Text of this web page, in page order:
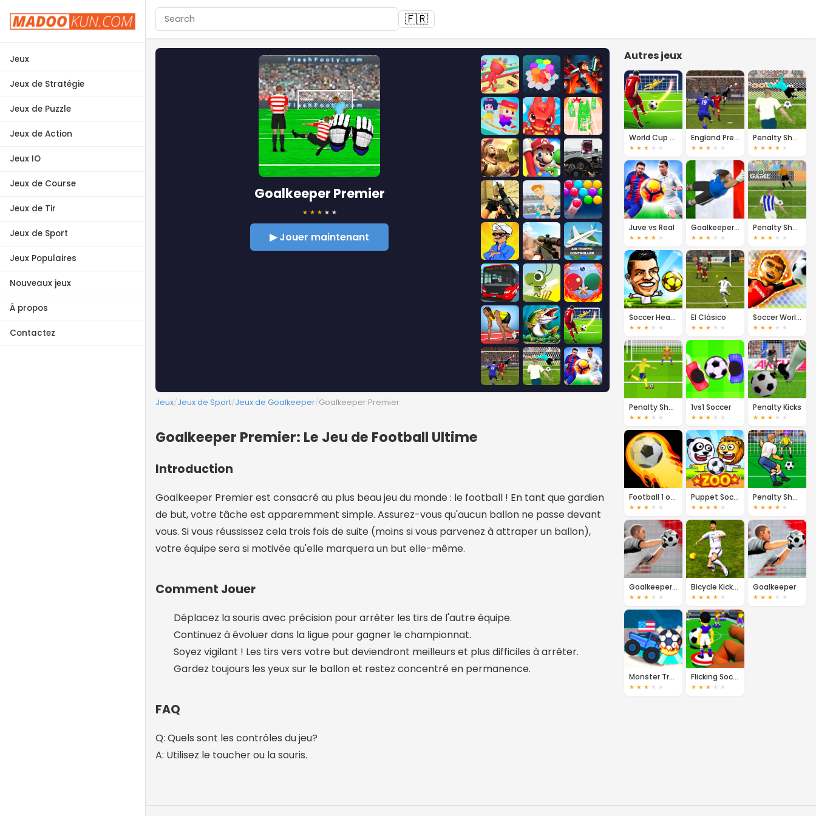
Jeux
Jeux de Stratégie
Jeux de Puzzle
Jeux de Action
Jeux IO
Jeux de Course
Jeux de Tir
Jeux de Sport
Jeux Populaires
Nouveaux jeux
À propos
Contactez
🇫🇷
Goalkeeper Premier
★ ★ ★ ★ ★
▶ Jouer maintenant
Jeux/Jeux de Sport/Jeux de Goalkeeper/Goalkeeper Premier
Goalkeeper Premier: Le Jeu de Football Ultime
Introduction
Goalkeeper Premier est consacré au plus beau jeu du monde : le football ! En tant que gardien
de but, votre tâche est apparemment simple. Assurez-vous qu'aucun ballon ne passe devant
vous. Si vous réussissez cela trois fois de suite (moins si vous parvenez à attraper un ballon),
votre équipe sera si motivée qu'elle marquera un but elle-même.
Comment Jouer
Déplacez la souris avec précision pour arrêter les tirs de l'autre équipe.
Continuez à évoluer dans la ligue pour gagner le championnat.
Soyez vigilant ! Les tirs vers votre but deviendront meilleurs et plus difficiles à arrêter.
Gardez toujours les yeux sur le ballon et restez concentré en permanence.
FAQ
Q: Quels sont les contrôles du jeu?
A: Utilisez le toucher ou la souris.
Autres jeux
World Cup Penalty Shootout
★ ★ ★ ★ ★
England Premier League
★ ★ ★ ★ ★
Penalty Shooters
★ ★ ★ ★ ★
Juve vs Real
★ ★ ★ ★ ★
Goalkeeper Italian
★ ★ ★ ★ ★
Penalty Shooters 2
★ ★ ★ ★ ★
Soccer Heads
★ ★ ★ ★ ★
El Clásico
★ ★ ★ ★ ★
Soccer World Cup 2018
★ ★ ★ ★ ★
Penalty Shootout: Euro Cup 2016
★ ★ ★ ★ ★
1vs1 Soccer
★ ★ ★ ★ ★
Penalty Kicks
★ ★ ★ ★ ★
Football 1 on 1
★ ★ ★ ★ ★
Puppet Soccer Zoo
★ ★ ★ ★ ★
Penalty Shootout: Multi League
★ ★ ★ ★ ★
Goalkeeper Challenge
★ ★ ★ ★ ★
Bicycle Kick Master
★ ★ ★ ★ ★
Goalkeeper
★ ★ ★ ★ ★
Monster Truck Soccer
★ ★ ★ ★ ★
Flicking Soccer
★ ★ ★ ★ ★